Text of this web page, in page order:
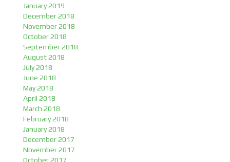
January 2019
December 2018
November 2018
October 2018
September 2018
August 2018
July 2018
June 2018
May 2018
April 2018
March 2018
February 2018
January 2018
December 2017
November 2017
October 2017